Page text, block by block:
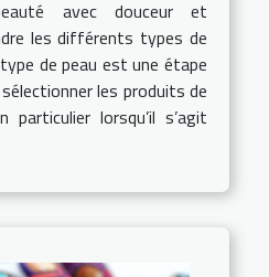
avec douceur et
les différents types de
de peau est une étape
les produits de
particulier lorsqu’il s’agit